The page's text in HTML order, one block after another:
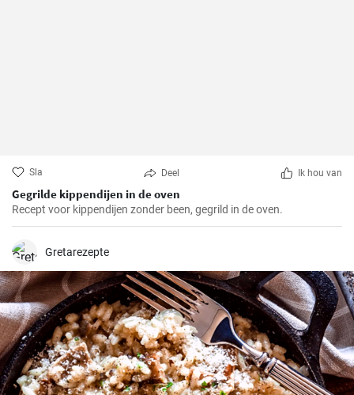
Sla Deel Ik hou van
Gegrilde kippendijen in de oven
Recept voor kippendijen zonder been, gegrild in de oven.
Gretarezepte